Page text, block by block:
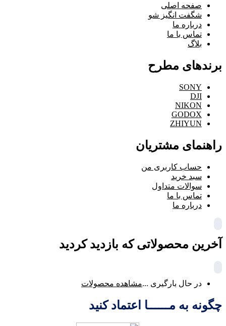
صفحه اصلی
شگفت انگیز شو
درباره ما
تماس با ما
بلاگ
برندهای مطرح
SONY
DJI
NIKON
GODOX
ZHIYUN
راهنمای مشتریان
حساب کاربری من
سبد خرید
سوالات متداول
تماس با ما
درباره ما
آخرین محصولاتی که بازدید کردید
در حال بارگیری ...مشاهده محصولات
چگونه به مــــــا اعتماد کنید